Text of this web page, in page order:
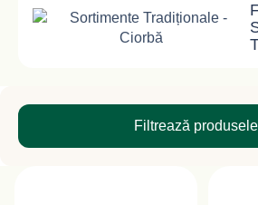
Filtrează produsele